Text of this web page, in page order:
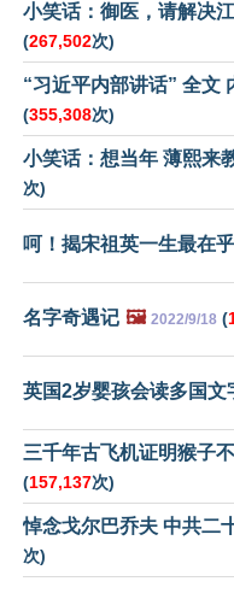
小笑话：御医，请解决
(267,502次)
“习近平内部讲话” 全文
(355,308次)
小笑话：想当年 薄熙来
次)
呵！揭宋祖英一生最在
名字奇遇记 🖼️ 2022/9/18 (
英国2岁婴孩会读多国文
三千年古飞机证明猴子
(157,137次)
悼念戈尔巴乔夫 中共二
次)